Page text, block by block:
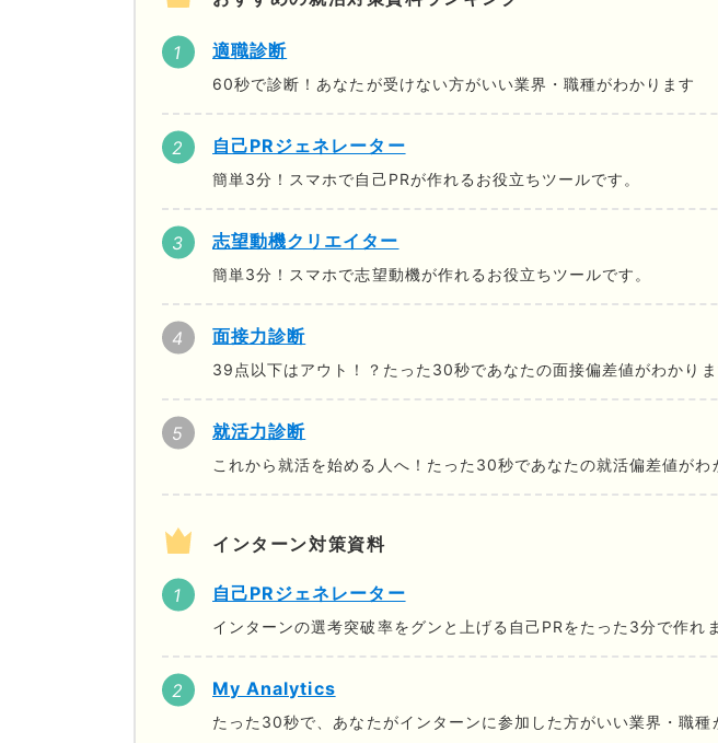
適職診断
60秒で診断！あなたが受けない方がいい業界・職種がわかります
自己PRジェネレーター
簡単3分！スマホで自己PRが作れるお役立ちツールです。
志望動機クリエイター
簡単3分！スマホで志望動機が作れるお役立ちツールです。
面接力診断
39点以下はアウト！？たった30秒であなたの面接偏差値がわかりま
就活力診断
これから就活を始める人へ！たった30秒であなたの就活偏差値がわ
インターン対策資料
自己PRジェネレーター
インターンの選考突破率をグンと上げる自己PRをたった3分で作れ
My Analytics
たった30秒で、あなたがインターンに参加した方がいい業界・職種